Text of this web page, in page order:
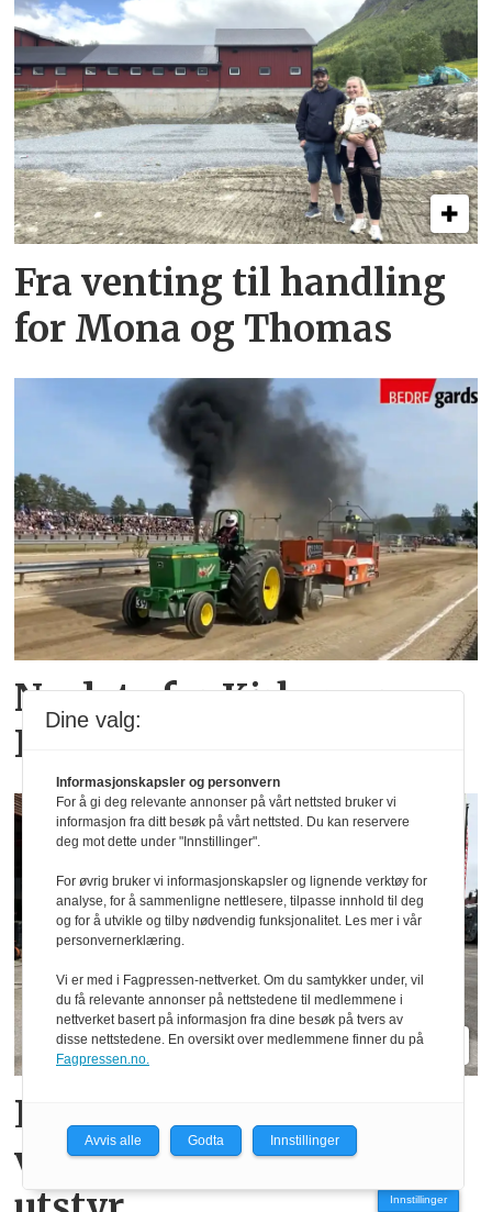
Fra venting til handling
for Mona og Thomas
Ny dato for Kirkenær
Farmpower Weekend
Lastebilen er et rullende
verksted med alt av
Innstillinger
Dine valg:
Informasjonskapsler og personvern
For å gi deg relevante annonser på vårt nettsted bruker vi
informasjon fra ditt besøk på vårt nettsted. Du kan reservere
deg mot dette under "Innstillinger".
For øvrig bruker vi informasjonskapsler og lignende verktøy for
analyse, for å sammenligne nettlesere, tilpasse innhold til deg
og for å utvikle og tilby nødvendig funksjonalitet. Les mer i vår
personvernerklæring.
Vi er med i Fagpressen-nettverket. Om du samtykker under, vil
du få relevante annonser på nettstedene til medlemmene i
nettverket basert på informasjon fra dine besøk på tvers av
disse nettstedene. En oversikt over medlemmene finner du på
Fagpressen.no.
Avvis alle Godta Innstillinger